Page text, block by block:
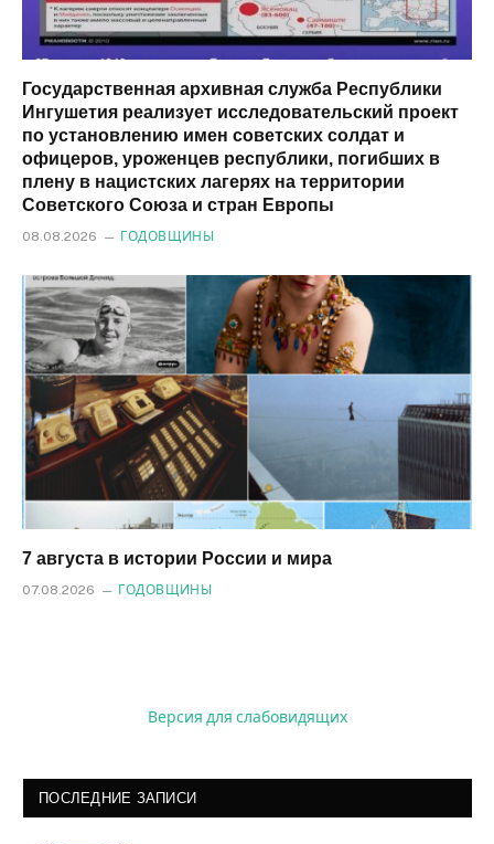
Государственная архивная служба Республики
Ингушетия реализует исследовательский проект
по установлению имен советских солдат и
офицеров, уроженцев республики, погибших в
плену в нацистских лагерях на территории
Советского Союза и стран Европы
08.08.2026 ГОДОВЩИНЫ
7 августа в истории России и мира
07.08.2026 ГОДОВЩИНЫ
Версия для слабовидящих
ПОСЛЕДНИЕ ЗАПИСИ